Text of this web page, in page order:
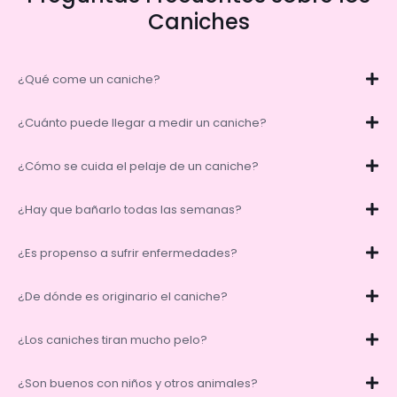
Caniches
¿Qué come un caniche?
¿Cuánto puede llegar a medir un caniche?
¿Cómo se cuida el pelaje de un caniche?
¿Hay que bañarlo todas las semanas?
¿Es propenso a sufrir enfermedades?
¿De dónde es originario el caniche?
¿Los caniches tiran mucho pelo?
¿Son buenos con niños y otros animales?